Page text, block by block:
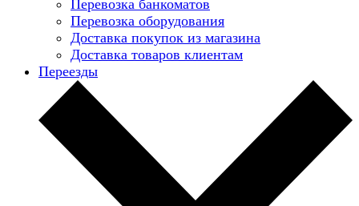
Перевозка банкоматов
Перевозка оборудования
Доставка покупок из магазина
Доставка товаров клиентам
Переезды